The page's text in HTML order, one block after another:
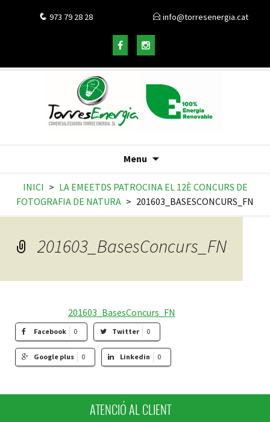
973 79 28 28 info@torresenergia.cat
Menu
INICI > LA EMEETDS PATROCINA EL 12È CONCURS DE
FOTOGRAFIA DE NATURA > 201603_BASESCONCURS_FN
201603_BasesConcurs_FN
201603_BasesConcurs_FN
Facebook 0 Twitter 0
Google plus 0 Linkedin 0
ATENCIÓ AL CLIENT